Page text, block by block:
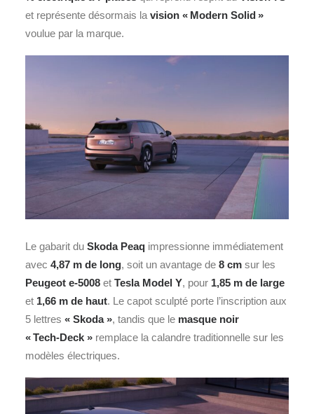
et représente désormais la vision « Modern Solid »
voulue par la marque.
Le gabarit du Skoda Peaq impressionne immédiatement
avec 4,87 m de long, soit un avantage de 8 cm sur les
Peugeot e‑5008 et Tesla Model Y, pour 1,85 m de large
et 1,66 m de haut. Le capot sculpté porte l’inscription aux
5 lettres « Skoda », tandis que le masque noir
« Tech‑Deck » remplace la calandre traditionnelle sur les
modèles électriques.